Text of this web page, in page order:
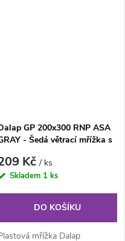
GP 200x300 RNP ASA
- Šedá větrací mřížka s
Kč/ ks
Skladem 1 ks
DO KOŠÍKU
mřížka Dalap